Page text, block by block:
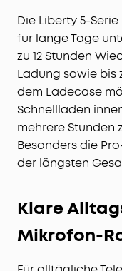
Die Liberty 5-
für lange Tage
zu 12 Stunden
Ladung sowie bis
dem Ladecase
Schnellladen
mehrere Stunden
Besonders die
der längsten
Klare
Mikrofon-